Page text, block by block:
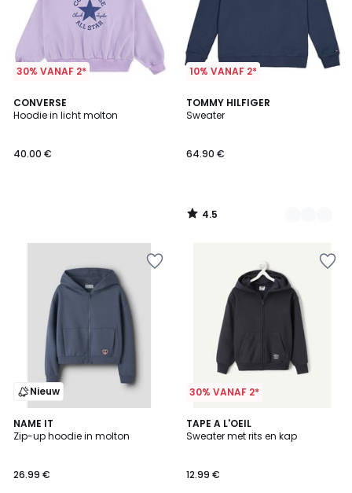
30% VANAF 2*
CONVERSE
Hoodie in licht molton
40.00 €
10% VANAF 2*
TOMMY HILFIGER
Sweater
64.90 €
4.5
/ 5
2
Kleuren
4.5
/
Nieuw
NAME IT
Zip-up hoodie in molton
26.99 €
30% VANAF 2*
TAPE A L'OEIL
Sweater met rits en kap
12.99 €